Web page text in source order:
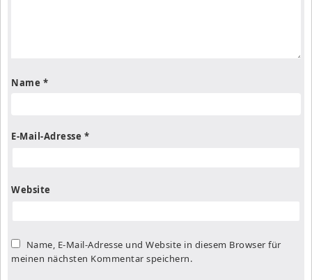
Name *
E-Mail-Adresse *
Website
Name, E-Mail-Adresse und Website in diesem Browser für
meinen nächsten Kommentar speichern.